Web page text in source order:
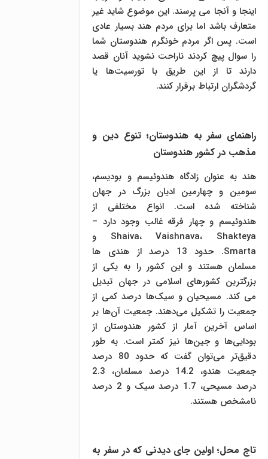
اینجا و آنجا می پرسند. این موضوع شاید غیر
متعارف باشد اما برای مردم هند بسیار عادی
است. پس اگر مردم خونگرم هندوستان شما
را سوال پیچ کردند ناراحت نشوید آنان قصد
دارند تا از این طریق با تورسیت‌ها یا
گردشگران ارتباط برقرار کنند.
راهنمای سفر به هندوستان؛ تنوع دین و
مذهب در کشور هندوستان
هند به عنوان زادگاه هندوئیسم و بودیسم،
سومین و چهارمین ادیان بزرگ در جهان
شناخته شده است. انواع مختلفی از
هندوئیسم و چهار فرقه غالب وجود دارد –
Shaiva، Vaishnava، Shakteya و
Smarta. حدود 13 درصد از هندی ها
مسلمان هستند و این کشور را به یکی از
بزرگترین کشورهای اسلامی در جهان تبدیل
می کند. مسیحیان و سیک‌ها درصد کمی از
جمعیت را تشکیل می‌دهند. جمعیت آن‌ها بر
اساس آخرین آمار از کشور هندوستان از
بودایی‌ها و جین‌ها نیز کمتر است. به طور
دقیق‌تر می‌توان گفت که حدود 80 درصد
جمعیت هندو، 14.2 درصد مسلمان، 2.3
درصد مسیحی، 1.7 درصد سیک و 2 درصد
نامشخص هستند.
تاج محل؛ اولین جای دیدنی که در سفر به